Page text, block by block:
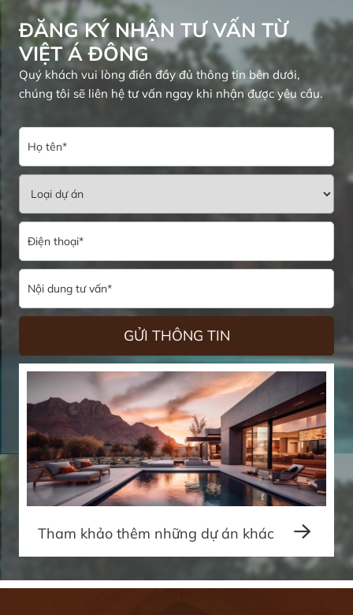
ĐĂNG KÝ NHẬN TƯ VẤN TỪ
VIỆT Á ĐÔNG
Quý khách vui lòng điền đầy đủ thông tin bên dưới,
chúng tôi sẽ liên hệ tư vấn ngay khi nhận được yêu cầu.
Tham khảo thêm những dự án khác